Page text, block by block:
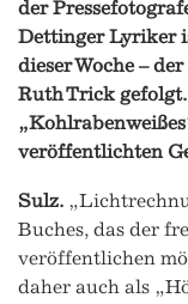
der
Dettinger Lyriker
dieser Woche –
Ruth Trick
veröffentlichten
Sulz.
Buches, das der
veröffentlichen
daher auch als